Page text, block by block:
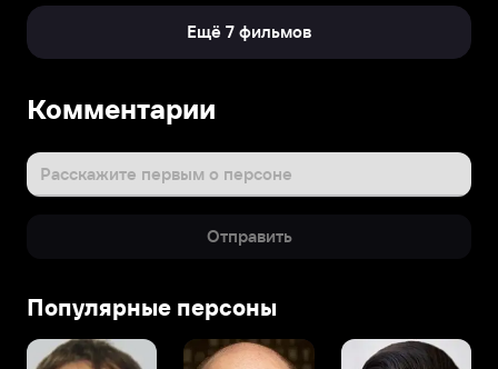
Ещё 7 фильмов
Комментарии
Расскажите первым о персоне
Отправить
Популярные персоны